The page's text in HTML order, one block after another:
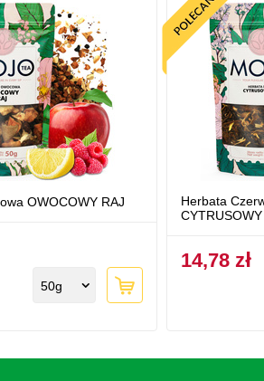
OWOCOWY RAJ
50g
Herbata
14,78 zł